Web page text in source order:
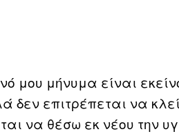
μου μήνυμα είναι
δεν επιτρέπεται να
να θέσω εκ νέου την